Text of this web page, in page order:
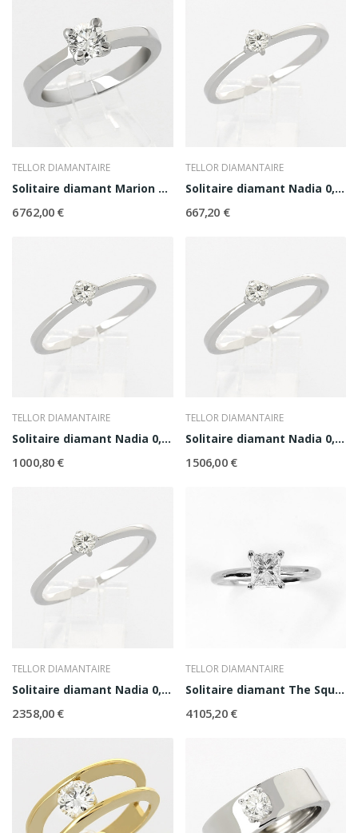
TELLOR DIAMANTAIRE
Solitaire diamant Marion 0,80 ct
6 762,00 €
TELLOR DIAMANTAIRE
Solitaire diamant Nadia 0,10 ct
667,20 €
TELLOR DIAMANTAIRE
Solitaire diamant Nadia 0,20 ct
1 000,80 €
TELLOR DIAMANTAIRE
Solitaire diamant Nadia 0,30 ct
1 506,00 €
TELLOR DIAMANTAIRE
Solitaire diamant Nadia 0,40 ct
2 358,00 €
TELLOR DIAMANTAIRE
Solitaire diamant The Square
4 105,20 €